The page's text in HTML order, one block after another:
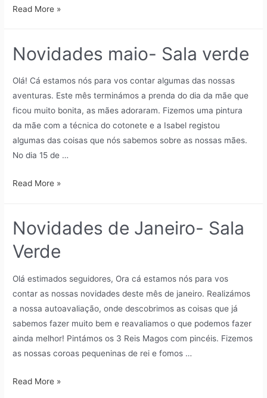
Read More »
Novidades maio- Sala verde
Olá! Cá estamos nós para vos contar algumas das nossas
aventuras. Este mês terminámos a prenda do dia da mãe que
ficou muito bonita, as mães adoraram. Fizemos uma pintura
da mãe com a técnica do cotonete e a Isabel registou
algumas das coisas que nós sabemos sobre as nossas mães.
No dia 15 de …
Read More »
Novidades de Janeiro- Sala
Verde
Olá estimados seguidores, Ora cá estamos nós para vos
contar as nossas novidades deste mês de janeiro. Realizámos
a nossa autoavaliação, onde descobrimos as coisas que já
sabemos fazer muito bem e reavaliamos o que podemos fazer
ainda melhor! Pintámos os 3 Reis Magos com pincéis. Fizemos
as nossas coroas pequeninas de rei e fomos …
Read More »